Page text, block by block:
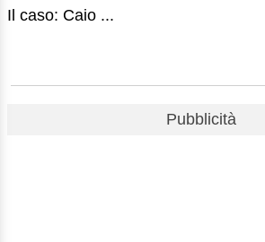
Il caso: Caio ...
Pubblicità